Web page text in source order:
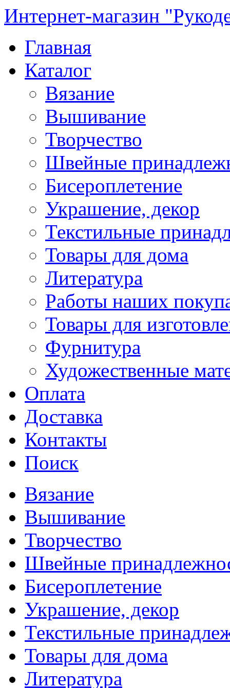
Интернет-магазин
Главная
Каталог
Вязание
Вышивание
Творчество
Швейные
Бисероплетение
Украшение, декор
Текстильные
Товары для дома
Литература
Работы наших
Товары для
Фурнитура
Художественные
Оплата
Доставка
Контакты
Поиск
Вязание
Вышивание
Творчество
Швейные
Бисероплетение
Украшение, декор
Текстильные
Товары для дома
Литература